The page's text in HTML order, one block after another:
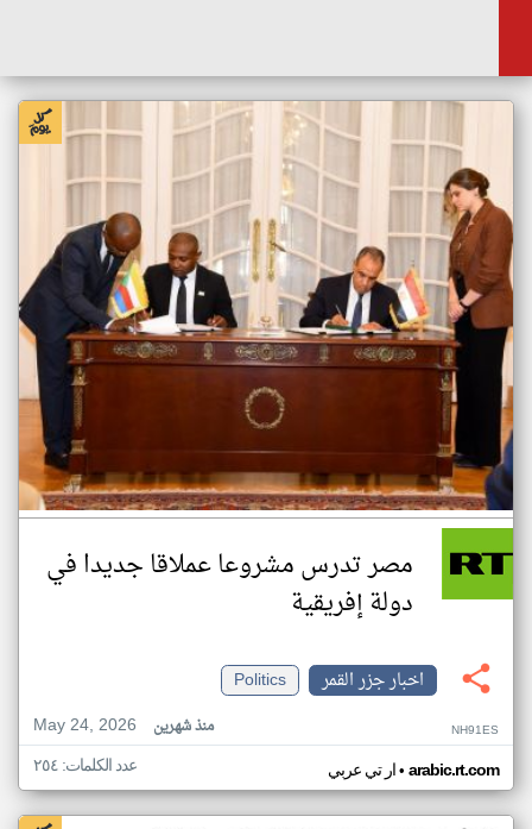
مصر تدرس مشروعا عملاقا جديدا في
دولة إفريقية
اخبار جزر القمر
Politics
May 24, 2026
منذ شهرين NH91ES
ار تي عربي• arabic.rt.com عدد الكلمات: ٢٥٤